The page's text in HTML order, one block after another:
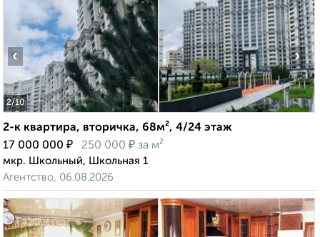
2/10
‹ ›
2-к квартира, вторичка, 68м², 4/24 этаж
17 000 000 ₽ 250 000 ₽ за м²
мкр. Школьный, Школьная 1
Агентство, 06.08.2026